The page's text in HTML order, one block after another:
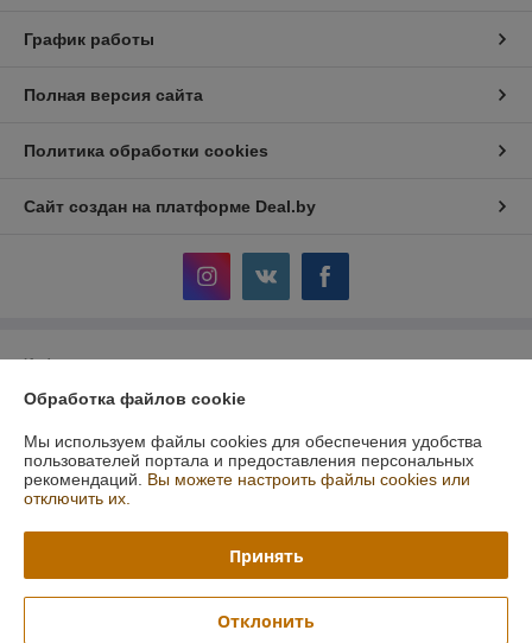
График работы
Полная версия сайта
Политика обработки cookies
Сайт создан на платформе Deal.by
Информация для покупателя
Юридическое лицо:Общество с ограниченной ответственностью
230023, ул. 17 Сентября, 49А, офис.8, Гродно, Беларусь
Регистрационный номер ЕГР: 591019949
Регистрационный орган: Гродненский городской исполнительный
Дата регистрации компании: 07.08.2015
Обработка файлов cookie
Мы используем файлы cookies для обеспечения удобства
пользователей портала и предоставления персональных
рекомендаций. Вы можете настроить файлы cookies или
отключить их.
Принять
Отклонить